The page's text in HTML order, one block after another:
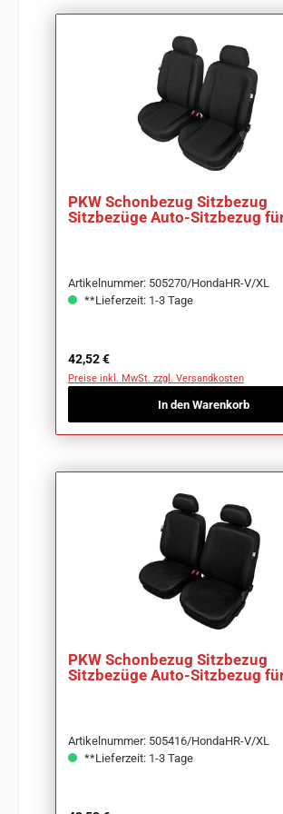
PKW Schonbezug Sitzbezug
Sitzbezüge Auto-Sitzbezug
Artikelnummer: 505270/HondaHR-V/XL
**Lieferzeit: 1-3 Tage
Regulärer Preis:
42,52 €
Preise inkl. MwSt. zzgl. Versandkosten
In den Warenkorb
PKW Schonbezug Sitzbezug
Sitzbezüge Auto-Sitzbezug
Artikelnummer: 505416/HondaHR-V/XL
**Lieferzeit: 1-3 Tage